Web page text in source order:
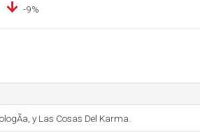
-9%
y Las Cosas Del Karma.